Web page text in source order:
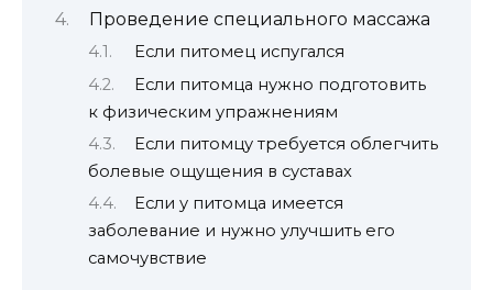
Проведение специального массажа
Если питомец испугался
Если питомца нужно подготовить
к физическим упражнениям
Если питомцу требуется облегчить
болевые ощущения в суставах
Если у питомца имеется
заболевание и нужно улучшить его
самочувствие